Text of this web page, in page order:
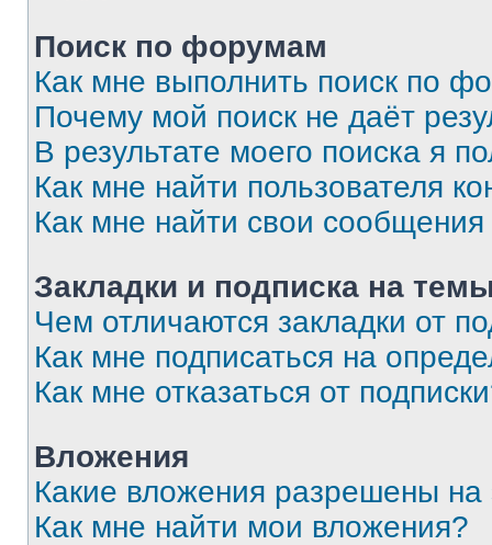
Поиск по форумам
Как мне выполнить поиск по
Почему мой поиск не даёт
В результате моего поиска я
Как мне найти пользователя
Как мне найти свои
Закладки и подписка на
Чем отличаются закладки от
Как мне подписаться на
Как мне отказаться от
Вложения
Какие вложения разрешены
Как мне найти мои вложения?